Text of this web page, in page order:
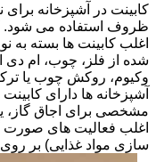
کابینت در آشپزخانه برای
ظروف استفاده می شود.
اغلب کابینت ها بسته به
شده از فلز، چوب، ام
وکیوم، روکش چوب یا
آشپزخانه ها دارای
مشخصی برای اجاق گاز،
اغلب فعالیت های صورت
سازی مواد غذایی) بر